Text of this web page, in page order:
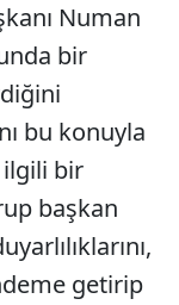
Numan
bir
bu konuyla
bir
başkan
getirip